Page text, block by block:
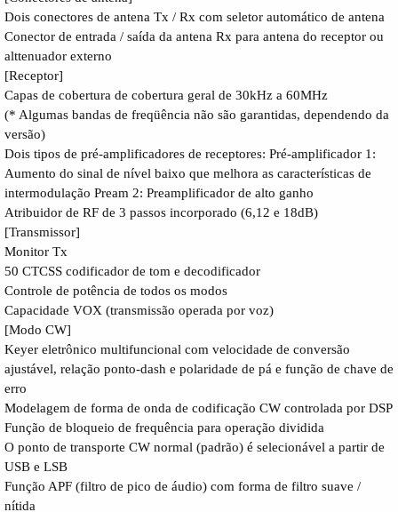
Dois conectores de antena Tx / Rx com seletor automático de antena
Conector de entrada / saída da antena Rx para antena do receptor ou
alttenuador externo
[Receptor]
Capas de cobertura de cobertura geral de 30kHz a 60MHz
(* Algumas bandas de freqüência não são garantidas, dependendo da
versão)
Dois tipos de pré-amplificadores de receptores: Pré-amplificador 1:
Aumento do sinal de nível baixo que melhora as características de
intermodulação Pream 2: Preamplificador de alto ganho
Atribuidor de RF de 3 passos incorporado (6,12 e 18dB)
[Transmissor]
Monitor Tx
50 CTCSS codificador de tom e decodificador
Controle de potência de todos os modos
Capacidade VOX (transmissão operada por voz)
[Modo CW]
Keyer eletrônico multifuncional com velocidade de conversão
ajustável, relação ponto-dash e polaridade de pá e função de chave de
erro
Modelagem de forma de onda de codificação CW controlada por DSP
Função de bloqueio de frequência para operação dividida
O ponto de transporte CW normal (padrão) é selecionável a partir de
USB e LSB
Função APF (filtro de pico de áudio) com forma de filtro suave /
nítida